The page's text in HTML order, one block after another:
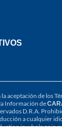
la aceptación de los
Información de
D.R.A.
a cualquier
in whole or in